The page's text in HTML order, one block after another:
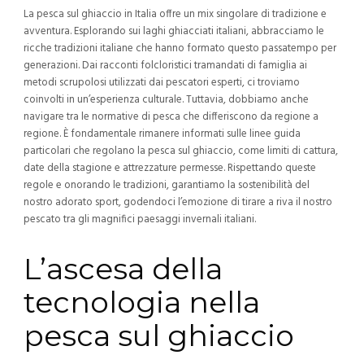
La pesca sul ghiaccio in Italia offre un mix singolare di tradizione e
avventura. Esplorando sui laghi ghiacciati italiani, abbracciamo le
ricche tradizioni italiane che hanno formato questo passatempo per
generazioni. Dai racconti folcloristici tramandati di famiglia ai
metodi scrupolosi utilizzati dai pescatori esperti, ci troviamo
coinvolti in un’esperienza culturale. Tuttavia, dobbiamo anche
navigare tra le normative di pesca che differiscono da regione a
regione. È fondamentale rimanere informati sulle linee guida
particolari che regolano la pesca sul ghiaccio, come limiti di cattura,
date della stagione e attrezzature permesse. Rispettando queste
regole e onorando le tradizioni, garantiamo la sostenibilità del
nostro adorato sport, godendoci l’emozione di tirare a riva il nostro
pescato tra gli magnifici paesaggi invernali italiani.
L’ascesa della
tecnologia nella
pesca sul ghiaccio